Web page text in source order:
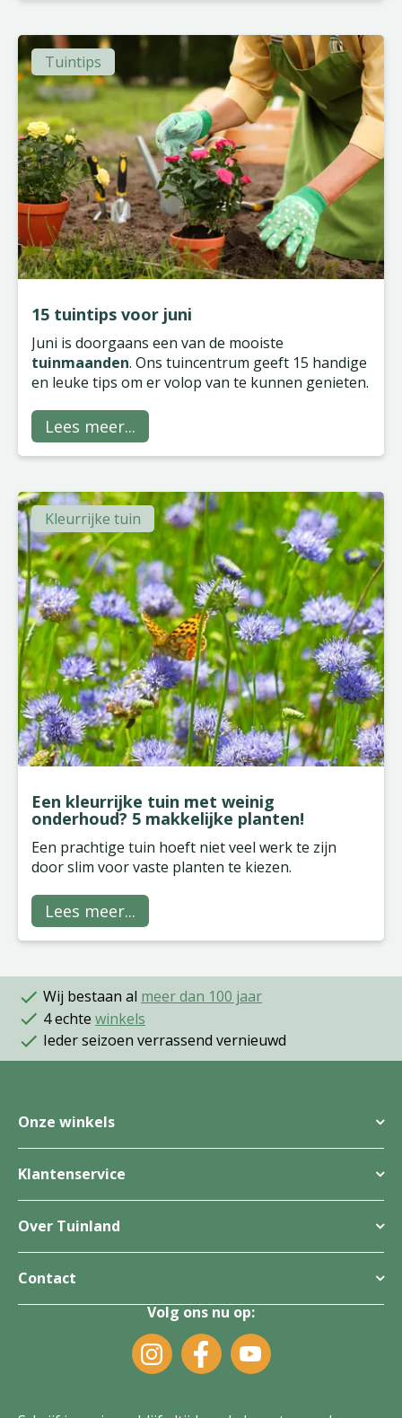
15 tuintips voor juni
Tuintips
Juni is doorgaans een van de mooiste
tuinmaanden. Ons tuincentrum geeft 15 handige
en leuke tips om er volop van te kunnen genieten.
Lees meer...
Een kleurrijke tuin met weinig
onderhoud? 5 makkelijke planten!
Kleurrijke tuin
Een prachtige tuin hoeft niet veel werk te zijn
door slim voor vaste planten te kiezen.
Lees meer...
Wij bestaan al meer dan 100 jaar
4 echte winkels
Ieder seizoen verrassend vernieuwd
Onze winkels
Klantenservice
Over Tuinland
Contact
Volg ons nu op: